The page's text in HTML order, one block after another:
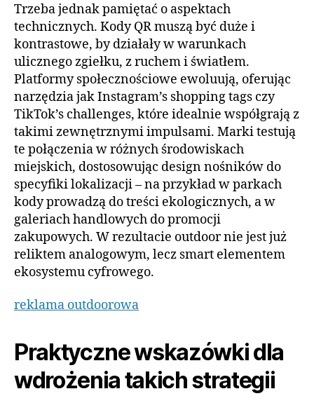
Trzeba jednak pamiętać o aspektach
technicznych. Kody QR muszą być duże i
kontrastowe, by działały w warunkach
ulicznego zgiełku, z ruchem i światłem.
Platformy społecznościowe ewoluują, oferując
narzędzia jak Instagram’s shopping tags czy
TikTok’s challenges, które idealnie współgrają z
takimi zewnętrznymi impulsami. Marki testują
te połączenia w różnych środowiskach
miejskich, dostosowując design nośników do
specyfiki lokalizacji – na przykład w parkach
kody prowadzą do treści ekologicznych, a w
galeriach handlowych do promocji
zakupowych. W rezultacie outdoor nie jest już
reliktem analogowym, lecz smart elementem
ekosystemu cyfrowego.
reklama outdoorowa
Praktyczne wskazówki dla
wdrożenia takich strategii